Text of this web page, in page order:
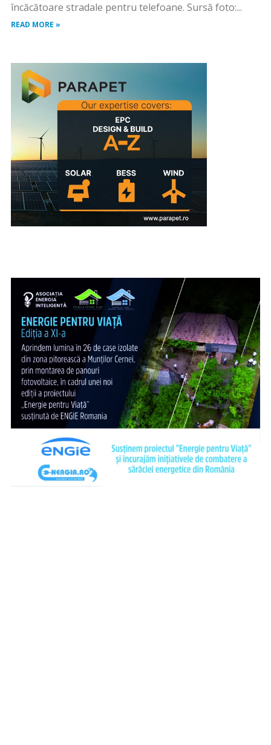
încăcătoare stradale pentru telefoane. Sursă foto:...
READ MORE »